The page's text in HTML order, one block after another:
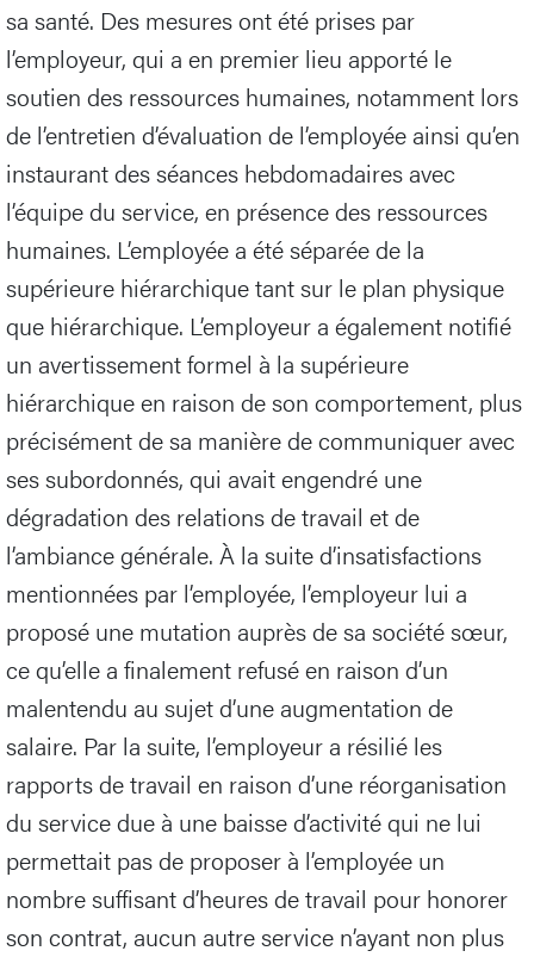
sa santé. Des mesures ont été prises par
l’employeur, qui a en premier lieu apporté le
soutien des ressources humaines, notamment lors
de l’entretien d’évaluation de l’employée ainsi qu’en
instaurant des séances hebdomadaires avec
l’équipe du service, en présence des ressources
humaines. L’employée a été séparée de la
supérieure hiérarchique tant sur le plan physique
que hiérarchique. L’employeur a également notifié
un avertissement formel à la supérieure
hiérarchique en raison de son comportement, plus
précisément de sa manière de communiquer avec
ses subordonnés, qui avait engendré une
dégradation des relations de travail et de
l’ambiance générale. À la suite d’insatisfactions
mentionnées par l’employée, l’employeur lui a
proposé une mutation auprès de sa société sœur,
ce qu’elle a finalement refusé en raison d’un
malentendu au sujet d’une augmentation de
salaire. Par la suite, l’employeur a résilié les
rapports de travail en raison d’une réorganisation
du service due à une baisse d’activité qui ne lui
permettait pas de proposer à l’employée un
nombre suffisant d’heures de travail pour honorer
son contrat, aucun autre service n’ayant non plus